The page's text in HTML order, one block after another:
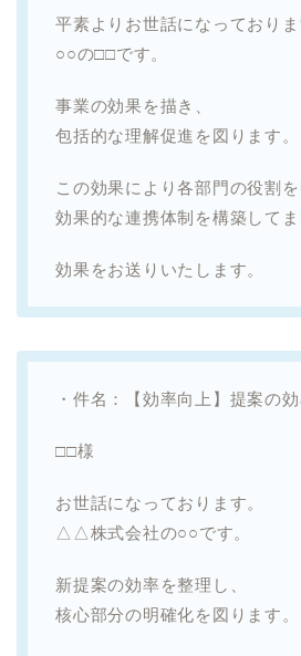
平素よりお世話になっておりま
○○の□□です。
事業の効果を描き、
包括的な理解促進を図ります。
この効果により各部門の役割を
効果的な連携体制を構築してま
効果をお送りいたします。
・件名：【効率向上】提案の
□□様
お世話になっております。
△△株式会社の○○です。
新提案の効率を整理し、
核心部分の明確化を図ります。